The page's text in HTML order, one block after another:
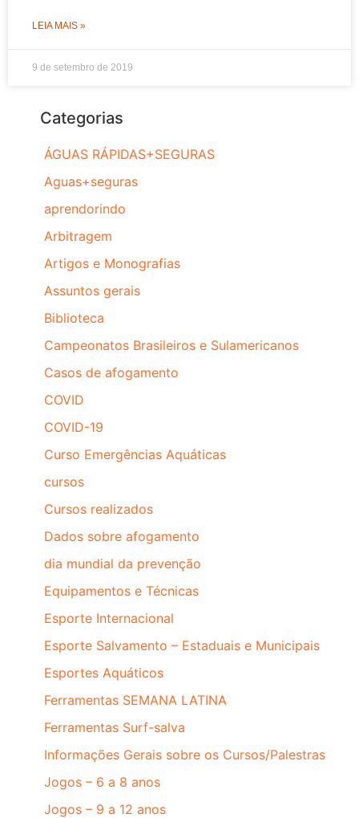
LEIA MAIS »
9 de setembro de 2019
Categorias
ÁGUAS RÁPIDAS+SEGURAS
Aguas+seguras
aprendorindo
Arbitragem
Artigos e Monografias
Assuntos gerais
Biblioteca
Campeonatos Brasileiros e Sulamericanos
Casos de afogamento
COVID
COVID-19
Curso Emergências Aquáticas
cursos
Cursos realizados
Dados sobre afogamento
dia mundial da prevenção
Equipamentos e Técnicas
Esporte Internacional
Esporte Salvamento – Estaduais e Municipais
Esportes Aquáticos
Ferramentas SEMANA LATINA
Ferramentas Surf-salva
Informações Gerais sobre os Cursos/Palestras
Jogos – 6 a 8 anos
Jogos – 9 a 12 anos